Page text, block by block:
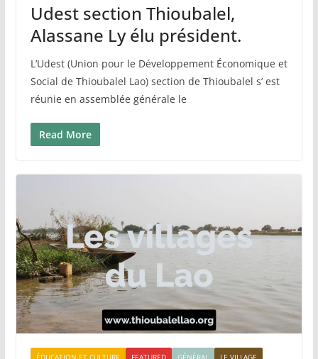
Udest section Thioubalel,
Alassane Ly élu président.
L’Udest (Union pour le Développement Économique et
Social de Thioubalel Lao) section de Thioubalel s’ est
réunie en assemblée générale le
Read More
ÉDUCATION ET CULTURE FEATURED GÉNÉRAL
LE VILLAGE